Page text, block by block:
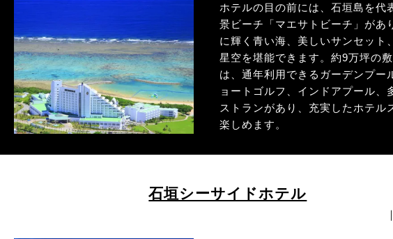
ホテルの目の前には、石垣島を代
景ビーチ「マエサトビーチ」があ
に輝く青い海、美しいサンセット
星空を堪能できます。約9万坪の
は、通年利用できるガーデンプー
ョートゴルフ、インドアプール、
ストランがあり、充実したホテル
楽しめます。
石垣シーサイドホテル